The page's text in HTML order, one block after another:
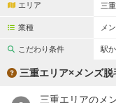
スタッフ指名可
駅から徒歩5分以内
エリア 三重
業種 メ
こだわり条件 駅
三重エリア×メンズ
三重エリアのメ